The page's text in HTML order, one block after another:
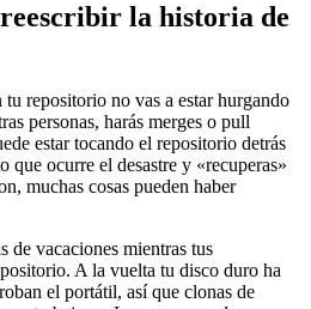
la historia de
tu repositorio no vas a estar hurgando
personas, harás merges o pull
estar tocando el repositorio detrás
que ocurre el desastre y «recuperas»
muchas cosas pueden haber
de vacaciones mientras tus
A la vuelta tu disco duro ha
el portátil, así que clonas de